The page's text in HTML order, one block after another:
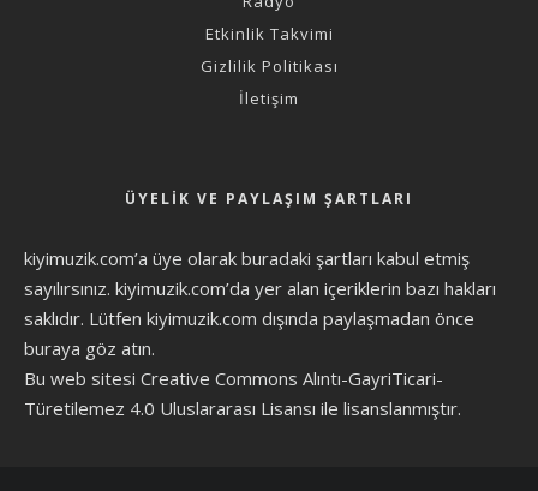
Etkinlik Takvimi
Gizlilik Politikası
İletişim
ÜYELIK VE PAYLAŞIM ŞARTLARI
kiyimuzik.com’a üye olarak buradaki şartları kabul etmiş
sayılırsınız. kiyimuzik.com’da yer alan içeriklerin bazı hakları
saklıdır. Lütfen kiyimuzik.com dışında paylaşmadan önce
buraya göz atın.
Bu web sitesi Creative Commons Alıntı-GayriTicari-
Türetilemez 4.0 Uluslararası Lisansı ile lisanslanmıştır.